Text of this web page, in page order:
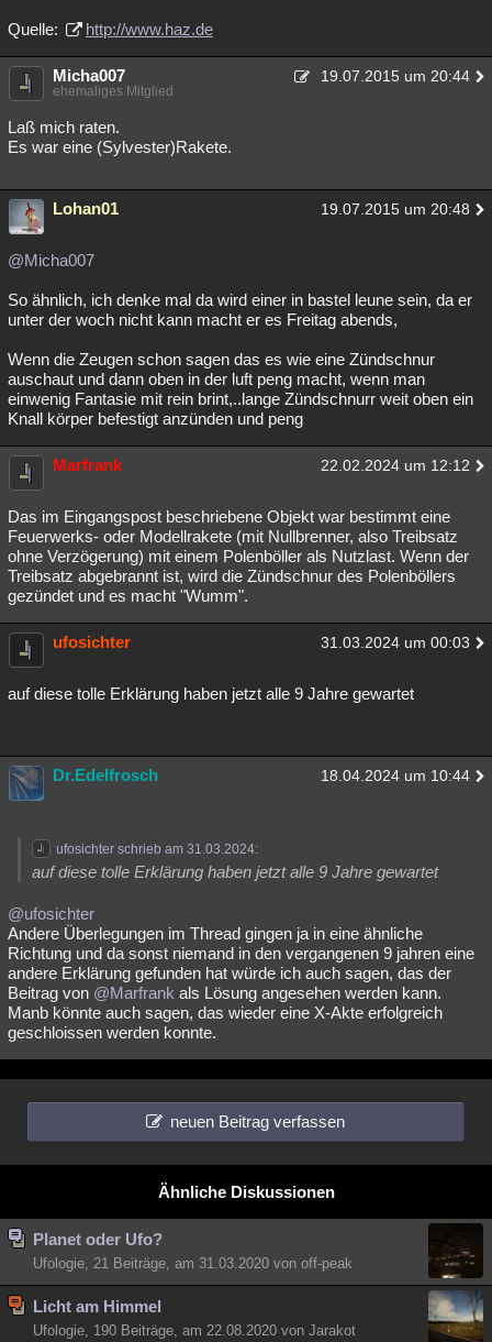
Quelle: http://www.haz.de
Micha007 19.07.2015 um 20:44
ehemaliges Mitglied
Laß mich raten.
Es war eine (Sylvester)Rakete.
Lohan01 19.07.2015 um 20:48
@Micha007
So ähnlich, ich denke mal da wird einer in bastel leune sein, da er
unter der woch nicht kann macht er es Freitag abends,
Wenn die Zeugen schon sagen das es wie eine Zündschnur
auschaut und dann oben in der luft peng macht, wenn man
einwenig Fantasie mit rein brint,..lange Zündschnurr weit oben ein
Knall körper befestigt anzünden und peng
Marfrank 22.02.2024 um 12:12
Das im Eingangspost beschriebene Objekt war bestimmt eine
Feuerwerks- oder Modellrakete (mit Nullbrenner, also Treibsatz
ohne Verzögerung) mit einem Polenböller als Nutzlast. Wenn der
Treibsatz abgebrannt ist, wird die Zündschnur des Polenböllers
gezündet und es macht "Wumm".
ufosichter 31.03.2024 um 00:03
auf diese tolle Erklärung haben jetzt alle 9 Jahre gewartet
Dr.Edelfrosch 18.04.2024 um 10:44
ufosichter schrieb am 31.03.2024:
auf diese tolle Erklärung haben jetzt alle 9 Jahre gewartet
@ufosichter
Andere Überlegungen im Thread gingen ja in eine ähnliche
Richtung und da sonst niemand in den vergangenen 9 jahren eine
andere Erklärung gefunden hat würde ich auch sagen, das der
Beitrag von @Marfrank als Lösung angesehen werden kann.
Manb könnte auch sagen, das wieder eine X-Akte erfolgreich
geschloissen werden konnte.
neuen Beitrag verfassen
Ähnliche Diskussionen
Planet oder Ufo?
Ufologie, 21 Beiträge, am 31.03.2020 von off-peak
Licht am Himmel
Ufologie, 190 Beiträge, am 22.08.2020 von Jarakot